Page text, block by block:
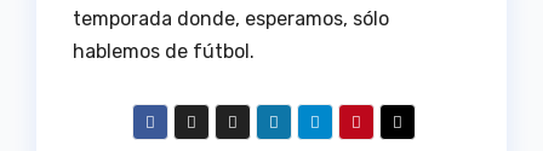
temporada donde, esperamos, sólo
hablemos de fútbol.